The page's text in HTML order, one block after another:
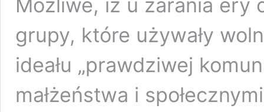
Możliwe, iż u zarania ery
grupy, które używały
ideału „prawdziwej
małżeństwa i